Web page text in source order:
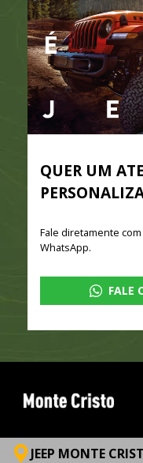
QUER UM
Fale diretamente
WhatsApp.
FALE
JEEP MONTE